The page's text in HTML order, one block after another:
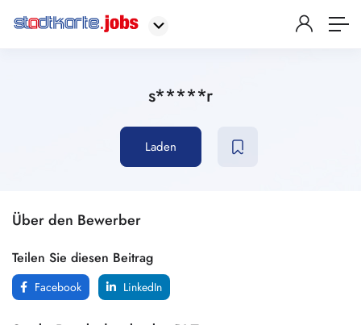
s*****r
Laden
Über den Bewerber
Teilen Sie diesen Beitrag
Facebook LinkedIn